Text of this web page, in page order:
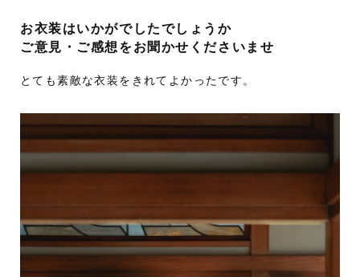
お衣装はいかがでしたでしょうか
ご意見・ご感想をお聞かせくださいませ
とても素敵な衣装をきれてよかったです。